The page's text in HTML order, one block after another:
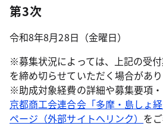
第3次
令和8年8月28日（金曜日）
※募集状況によっては、上記の受
を締め切らせていただく場合があり
※助成対象経費の詳細や募集要項・
京都商工会連合会「多摩・島しょ
ページ（外部サイトへリンク） を